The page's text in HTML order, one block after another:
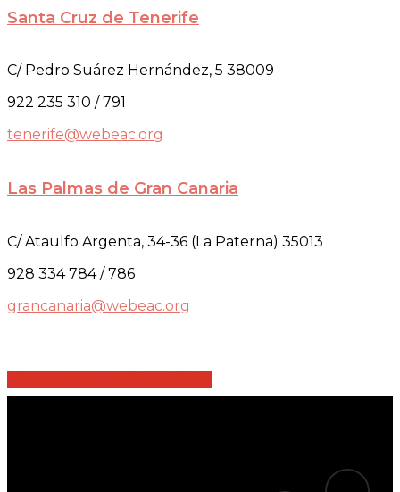
Santa Cruz de Tenerife
C/ Pedro Suárez Hernández, 5 38009
922 235 310 / 791
tenerife@webeac.org
Las Palmas de Gran Canaria
C/ Ataulfo Argenta, 34-36 (La Paterna) 35013
928 334 784 / 786
grancanaria@webeac.org
tiktok